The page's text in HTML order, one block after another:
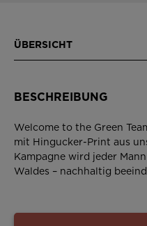
ÜBERSICHT
BESCHREIBUNG
Welcome to the Green
mit Hingucker-Print aus
Kampagne wird jeder
Waldes – nachhaltig